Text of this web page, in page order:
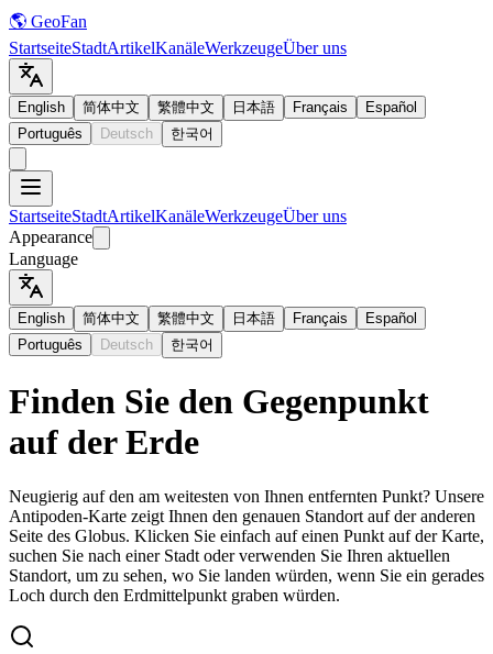
🌎 GeoFan
StartseiteStadtArtikelKanäleWerkzeugeÜber uns
English 简体中文 繁體中文 日本語 Français
Español
Português
Deutsch 한국어
StartseiteStadtArtikelKanäleWerkzeugeÜber uns
Appearance
Language
English 简体中文 繁體中文 日本語 Français
Español
Português
Deutsch 한국어
Finden Sie den Gegenpunkt
auf der Erde
Neugierig auf den am weitesten von Ihnen entfernten Punkt? Unsere
Antipoden-Karte zeigt Ihnen den genauen Standort auf der anderen
Seite des Globus. Klicken Sie einfach auf einen Punkt auf der Karte,
suchen Sie nach einer Stadt oder verwenden Sie Ihren aktuellen
Standort, um zu sehen, wo Sie landen würden, wenn Sie ein gerades
Loch durch den Erdmittelpunkt graben würden.